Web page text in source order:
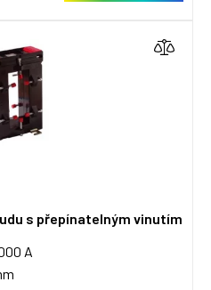
s přepínatelným vinutím
A